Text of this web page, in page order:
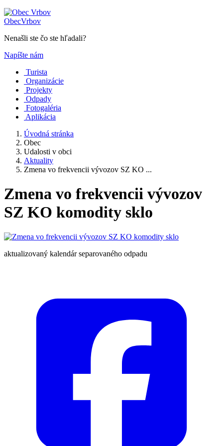
ObecVrbov
Nenašli ste čo ste hľadali?
Napíšte nám
Turista
Organizácie
Projekty
Odpady
Fotogaléria
Aplikácia
Úvodná stránka
Obec
Udalosti v obci
Aktuality
Zmena vo frekvencii vývozov SZ KO ...
Zmena vo frekvencii vývozov
SZ KO komodity sklo
aktualizovaný kalendár separovaného odpadu